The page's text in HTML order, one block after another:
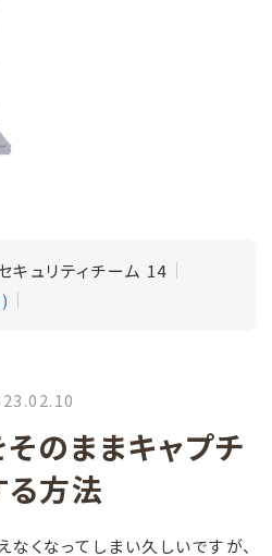
キュリティチーム 14
のままキャプチ
る方法
なくなってしまい久しいですが、